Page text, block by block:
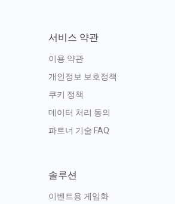
서비스 약관
이용 약관
개인정보 보호정책
쿠키 정책
데이터 처리 동의
파트너 기술 FAQ
솔루션
이벤트용 게임화